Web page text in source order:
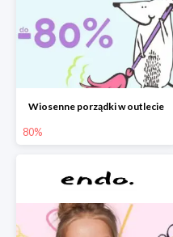
Wiosenne porządki w outlecie
80%